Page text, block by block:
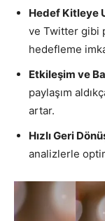
Hedef Kitleye
ve Twitter gibi
hedefleme
Etkileşim ve
paylaşım
artar.
Hızlı Geri
analizlerle